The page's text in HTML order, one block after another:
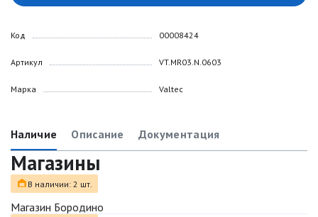
Код
Артикул
Марка
00008424
VT.MR03.N.0603
Valtec
Наличие Описание Документация
Магазины
В наличии: 2 шт.
Магазин Бородино